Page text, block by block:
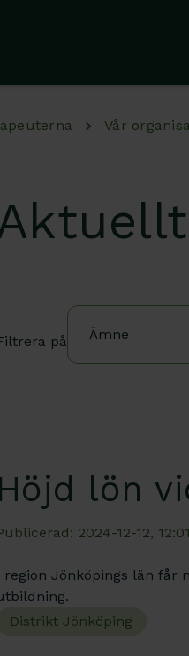
Vår
på Ämne
Höjd lön
2024-12-12, 12:01
region Jönköpings län får
Distrikt Jönköping